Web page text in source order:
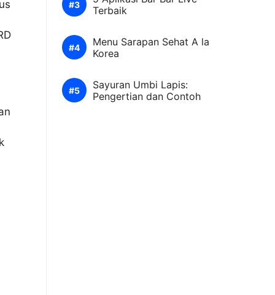
Terbaik
Menu Sarapan Sehat A la
Korea
Sayuran Umbi Lapis:
Pengertian dan Contoh